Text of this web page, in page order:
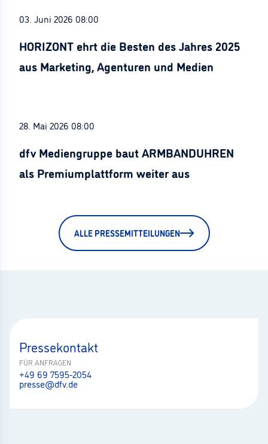
03. Juni 2026 08:00
HORIZONT ehrt die Besten des Jahres 2025
aus Marketing, Agenturen und Medien
28. Mai 2026 08:00
dfv Mediengruppe baut ARMBANDUHREN
als Premiumplattform weiter aus
ALLE PRESSEMITTEILUNGEN
Pressekontakt
FÜR ANFRAGEN
+49 69 7595-2054
presse@dfv.de